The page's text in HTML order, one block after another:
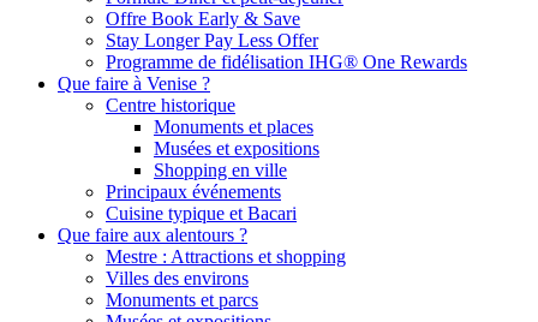
Offre Book Early & Save
Stay Longer Pay Less Offer
Programme de fidélisation IHG® One Rewards
Que faire à Venise ?
Centre historique
Monuments et places
Musées et expositions
Shopping en ville
Principaux événements
Cuisine typique et Bacari
Que faire aux alentours ?
Mestre : Attractions et shopping
Villes des environs
Monuments et parcs